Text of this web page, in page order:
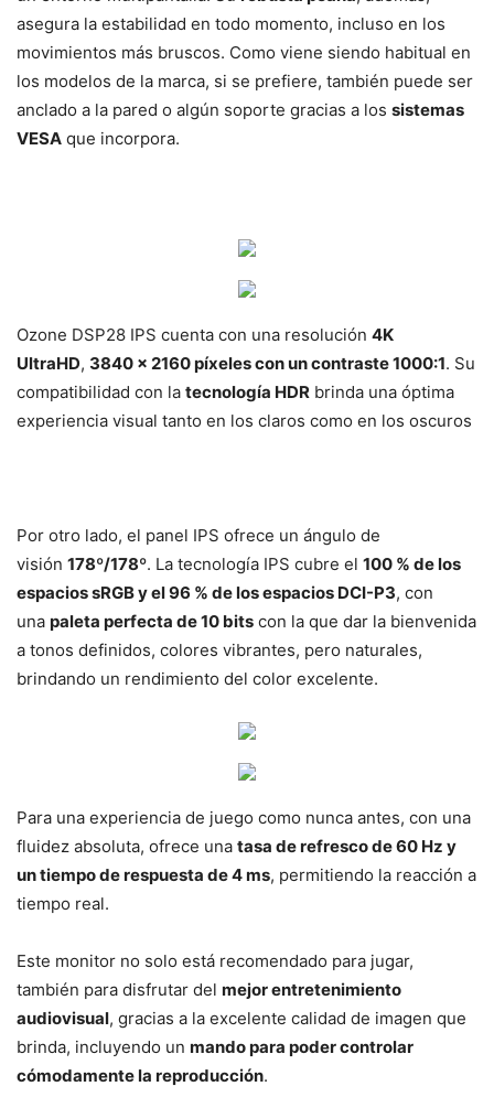
asegura la estabilidad en todo momento, incluso en los
movimientos más bruscos. Como viene siendo habitual en
los modelos de la marca, si se prefiere, también puede ser
anclado a la pared o algún soporte gracias a los sistemas
VESA que incorpora.
Ozone DSP28 IPS cuenta con una resolución 4K
UltraHD, 3840 x 2160 píxeles con un contraste 1000:1. Su
compatibilidad con la tecnología HDR brinda una óptima
experiencia visual tanto en los claros como en los oscuros
Por otro lado, el panel IPS ofrece un ángulo de
visión 178º/178º. La tecnología IPS cubre el 100 % de los
espacios sRGB y el 96 % de los espacios DCI-P3, con
una paleta perfecta de 10 bits con la que dar la bienvenida
a tonos definidos, colores vibrantes, pero naturales,
brindando un rendimiento del color excelente.
Para una experiencia de juego como nunca antes, con una
fluidez absoluta, ofrece una tasa de refresco de 60 Hz y
un tiempo de respuesta de 4 ms, permitiendo la reacción a
tiempo real.
Este monitor no solo está recomendado para jugar,
también para disfrutar del mejor entretenimiento
audiovisual, gracias a la excelente calidad de imagen que
brinda, incluyendo un mando para poder controlar
cómodamente la reproducción.